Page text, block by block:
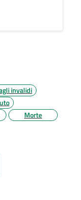
invalidi
Morte